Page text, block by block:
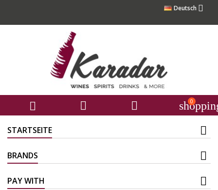
Deutsch 
   0
STARTSEITE
BRANDS
PAY WITH